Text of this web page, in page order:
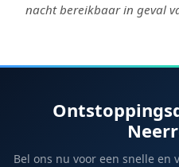
nacht bereikbaar in geval
Bel ons nu voor een snelle